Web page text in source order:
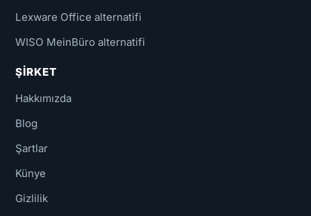
Lexware Office alternatifi
WISO MeinBüro alternatifi
ŞIRKET
Hakkımızda
Blog
Şartlar
Künye
Gizlilik